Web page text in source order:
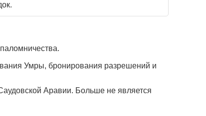
Умры, бронирования разрешений и
Аравии. Больше не является